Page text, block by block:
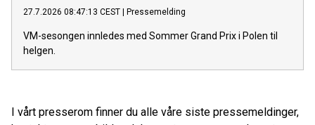
27.7.2026 08:47:13 CEST Pressemelding
VM-sesongen innledes med Sommer Grand Prix i Polen til
helgen.
I vårt presserom finner du alle våre siste pressemeldinger,